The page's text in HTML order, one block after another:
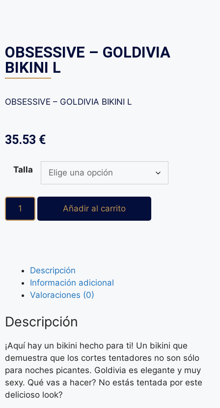
OBSESSIVE – GOLDIVIA
BIKINI L
OBSESSIVE – GOLDIVIA BIKINI L
35.53 €
Talla
Añadir al carrito
Descripción
Información adicional
Valoraciones (0)
Descripción
¡Aquí hay un bikini hecho para ti! Un bikini que
demuestra que los cortes tentadores no son sólo
para noches picantes. Goldivia es elegante y muy
sexy. Qué vas a hacer? No estás tentada por este
delicioso look?